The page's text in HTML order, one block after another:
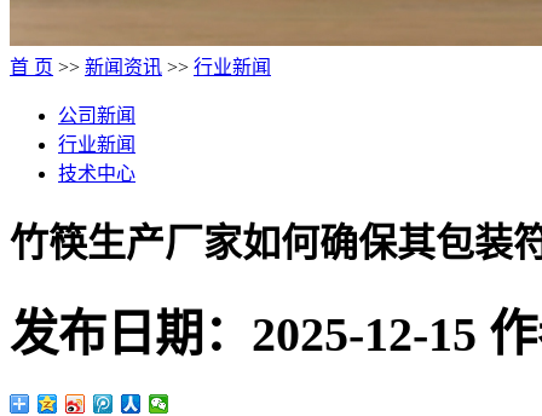
首 页 >> 新闻资讯 >> 行业新闻
公司新闻
行业新闻
技术中心
竹筷生产厂家如何确保其包装
发布日期： 2025-12-15